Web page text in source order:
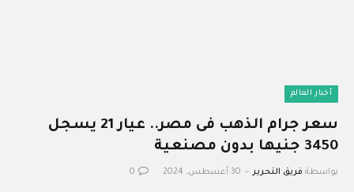
أخبار العالم
سعر جرام الذهب فى مصر.. عيار 21 يسجل
3450 جنيها بدون مصنعية
بواسطة فريق التحرير 30 أغسطس، 2024 0